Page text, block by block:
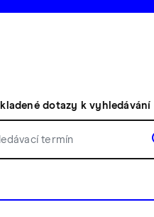
dotazy k vyhledávání